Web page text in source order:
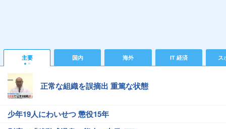
主要 国内 海外 IT 経済 ス
正常な組織を誤摘出 重篤な状態
少年19人にわいせつ 懲役15年